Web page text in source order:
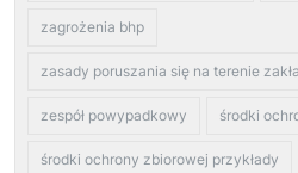
zagrożenia bhp
zasady poruszania się na terenie
zespół powypadkowy środki
środki ochrony zbiorowej przykłady